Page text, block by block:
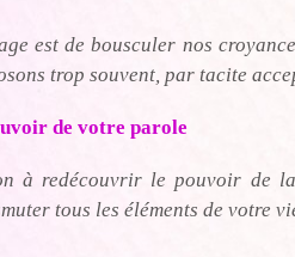
est de bousculer nos
trop souvent, par tacite
de votre parole
à redécouvrir le pouvoir de
tous les éléments de votre